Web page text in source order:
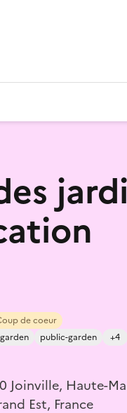
de coeur
public-garden +4
Joinville, Haute-
Est, France